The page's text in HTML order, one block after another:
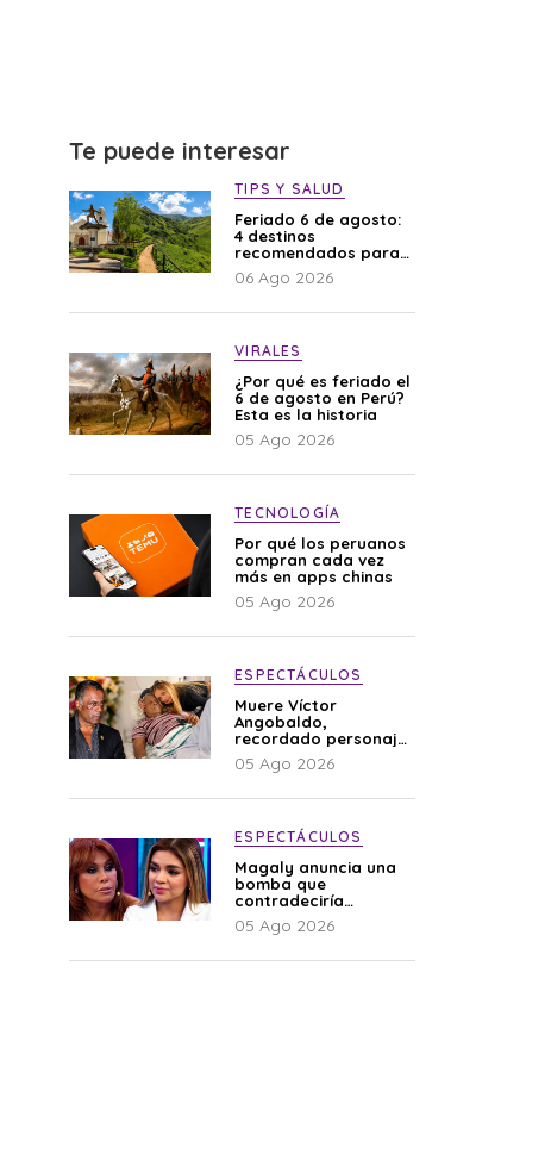
Te puede interesar
TIPS Y SALUD
Feriado 6 de agosto:
4 destinos
recomendados para
disfrutar el descanso
06 Ago 2026
VIRALES
¿Por qué es feriado el
6 de agosto en Perú?
Esta es la historia
05 Ago 2026
TECNOLOGÍA
Por qué los peruanos
compran cada vez
más en apps chinas
05 Ago 2026
ESPECTÁCULOS
Muere Víctor
Angobaldo,
recordado personaje
de la farándula y
expareja de Shirley
05 Ago 2026
ESPECTÁCULOS
Magaly anuncia una
bomba que
contradeciría
comunicado de La
Bella Luz: “Hay un
05 Ago 2026